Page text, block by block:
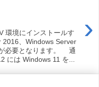
›
環境にインストールす
2016、Windows Server
必要となります。 通
には Windows 11 を...